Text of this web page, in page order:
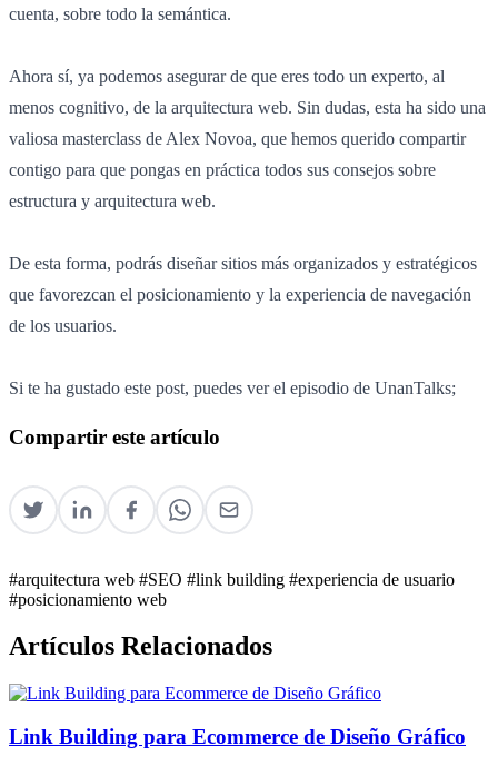
cuenta, sobre todo la semántica.
Ahora sí, ya podemos asegurar de que eres todo un experto, al
menos cognitivo, de la arquitectura web. Sin dudas, esta ha sido una
valiosa masterclass de Alex Novoa, que hemos querido compartir
contigo para que pongas en práctica todos sus consejos sobre
estructura y arquitectura web.
De esta forma, podrás diseñar sitios más organizados y estratégicos
que favorezcan el posicionamiento y la experiencia de navegación
de los usuarios.
Si te ha gustado este post, puedes ver el episodio de UnanTalks;
Compartir este artículo
#arquitectura web #SEO #link building #experiencia de usuario
#posicionamiento web
Artículos Relacionados
Link Building para Ecommerce de Diseño Gráfico